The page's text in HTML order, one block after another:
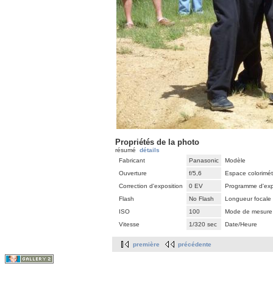
Propriétés de la photo
résumé détails
Fabricant
Panasonic
Modèle
Ouverture
f/5,6
Espace
Correction d'exposition
0 EV
Programme
Flash
No Flash
Longueur focale
ISO
100
Mode de mesure
Vitesse
1/320 sec Date/Heure
première précédente